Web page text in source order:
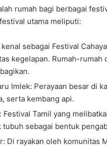
rumah bagi berbagai
utama meliputi:
sebagai Festival
kegelapan. Rumah-
Imlek: Perayaan besar di
serta kembang api.
Festival Tamil yang
tubuh sebagai bentuk
Di rayakan oleh komunitas